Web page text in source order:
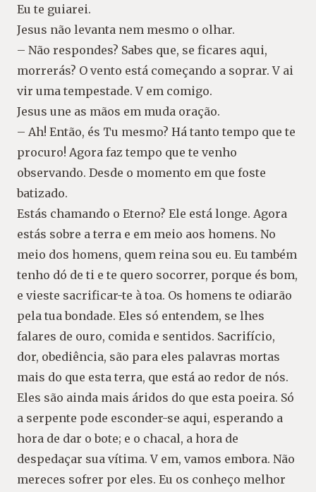
Eu te guiarei.
Jesus não levanta nem mesmo o olhar.
– Não respondes? Sabes que, se ficares aqui,
morrerás? O vento está começando a soprar. V ai
vir uma tempestade. V em comigo.
Jesus une as mãos em muda oração.
– Ah! Então, és Tu mesmo? Há tanto tempo que te
procuro! Agora faz tempo que te venho
observando. Desde o momento em que foste
batizado.
Estás chamando o Eterno? Ele está longe. Agora
estás sobre a terra e em meio aos homens. No
meio dos homens, quem reina sou eu. Eu também
tenho dó de ti e te quero socorrer, porque és bom,
e vieste sacrificar-te à toa. Os homens te odiarão
pela tua bondade. Eles só entendem, se lhes
falares de ouro, comida e sentidos. Sacrifício,
dor, obediência, são para eles palavras mortas
mais do que esta terra, que está ao redor de nós.
Eles são ainda mais áridos do que esta poeira. Só
a serpente pode esconder-se aqui, esperando a
hora de dar o bote; e o chacal, a hora de
despedaçar sua vítima. V em, vamos embora. Não
mereces sofrer por eles. Eu os conheço melhor